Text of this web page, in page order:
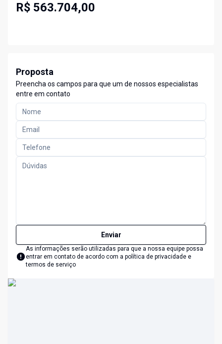
R$ 563.704,00
Proposta
Preencha os campos para que um de nossos especialistas
entre em contato
Enviar
As informações serão utilizadas para que a nossa equipe possa
entrar em contato de acordo com a política de privacidade e
termos de serviço